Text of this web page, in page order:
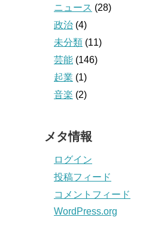
ニュース (28)
政治 (4)
未分類 (11)
芸能 (146)
起業 (1)
音楽 (2)
メタ情報
ログイン
投稿フィード
コメントフィード
WordPress.org